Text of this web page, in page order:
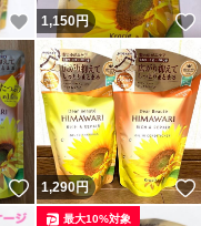
いいね！
1,150円
いいね！
1,290円
最大10%対象